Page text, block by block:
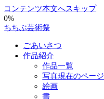
コンテンツ本文へスキップ
0%
ちちぶ芸術祭
ごあいさつ
作品紹介
作品一覧
写真現在のページ
絵画
書